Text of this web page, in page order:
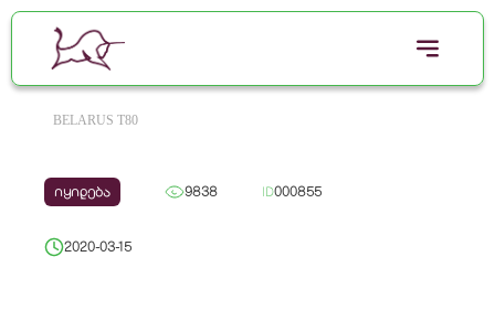
BELARUS T80
იყიდება 9838 ID000855
2020-03-15